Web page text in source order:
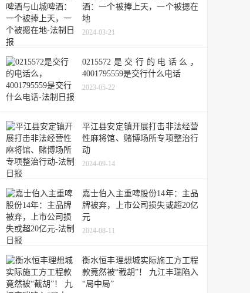
酒：一个被捧上天，一个被摁在
地
2024-03-21
0215572是交行的电话么，
4001795559是交行什么电话
2023-05-22
平江县安定镇开展打击非法经营
性麻将馆、赌博场所专项整治行
动
2024-09-14
嘉士伯入主重啤股份14年：主品
牌被弃，上市公司损失或超20亿
元
2024-08-11
衡水恒丰理想城实际施工方工程
款竟然被“截胡”！ 九江丰瑞陷入
“局中局”